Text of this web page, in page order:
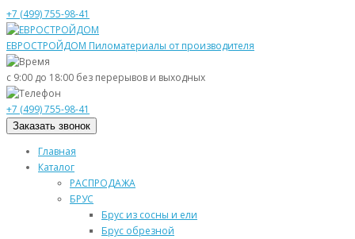
+7 (499) 755-98-41
ЕВРОСТРОЙДОМ Пиломатериалы от производителя
с 9:00 до 18:00 без перерывов и выходных
+7 (499) 755-98-41
Заказать звонок
Главная
Каталог
РАСПРОДАЖА
БРУС
Брус из сосны и ели
Брус обрезной